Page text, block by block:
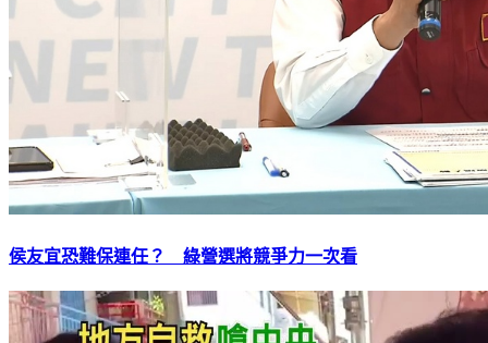
侯友宜恐難保連任？ 綠營選將競爭力一次看